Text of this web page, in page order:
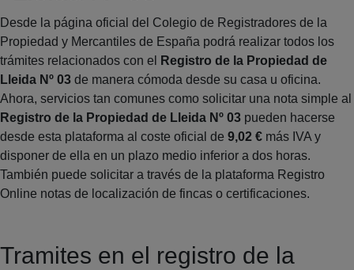
Desde la página oficial del Colegio de Registradores de la
Propiedad y Mercantiles de España podrá realizar todos los
trámites relacionados con el
Registro de la Propiedad de
Lleida Nº 03 de manera cómoda desde su casa u oficina.
Ahora, servicios tan comunes como solicitar una nota simple al
Registro de la Propiedad de Lleida Nº 03 pueden hacerse
desde esta plataforma al coste oficial de 9,02 € más IVA y
disponer de ella en un plazo medio inferior a dos horas.
También puede solicitar a través de la plataforma Registro
Online notas de localización de fincas o certificaciones.
Tramites en el registro de la